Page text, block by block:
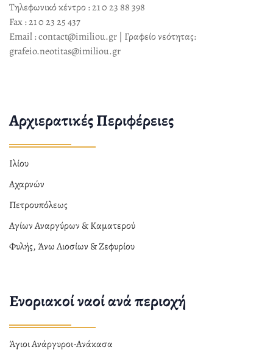
Τηλεφωνικό κέντρο : 21 0 23 88 398
Fax : 21 0 23 25 437
Email : contact@imiliou.gr | Γραφείο νεότητας:
grafeio.neotitas@imiliou.gr
Αρχιερατικές Περιφέρειες
Ιλίου
Αχαρνών
Πετρουπόλεως
Αγίων Αναργύρων & Καματερού
Φυλής, Άνω Λιοσίων & Ζεφυρίου
Ενοριακοί ναοί ανά περιοχή
Άγιοι Ανάργυροι-Ανάκασα